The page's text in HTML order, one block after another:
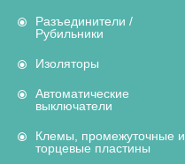
Разъединители /
Рубильники
Изоляторы
Автоматические
выключатели
Клемы, промежуточные и
торцевые пластины